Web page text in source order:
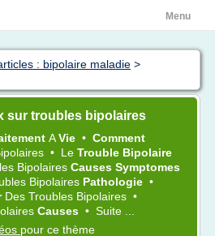
Menu
: bipolaire maladie >
sur troubles bipolaires
AVie • Comment
• Le Trouble Bipolaire
Bipolaires Causes Symptomes
Bipolaires Pathologie •
Des Troubles Bipolaires •
Causes • Suite ...
pour ce thème